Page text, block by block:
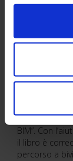
per Piero
ricoprendo il
nello studio
Insieme a
Nel 2016 ha
BIM”. Con
il libro è
percorso a